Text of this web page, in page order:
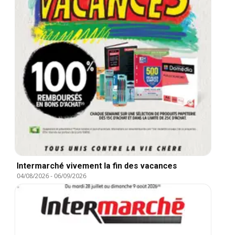
Intermarché vivement la fin des vacances
04/08/2026- 06/09/2026